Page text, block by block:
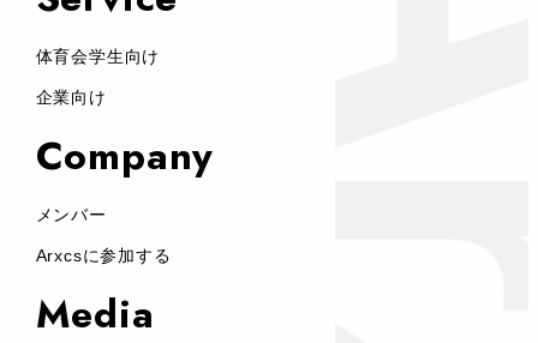
体育会学生向け
企業向け
Company
メンバー
Arxcsに参加する
Media